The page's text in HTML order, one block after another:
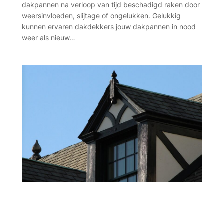
dakpannen na verloop van tijd beschadigd raken door
weersinvloeden, slijtage of ongelukken. Gelukkig
kunnen ervaren dakdekkers jouw dakpannen in nood
weer als nieuw…